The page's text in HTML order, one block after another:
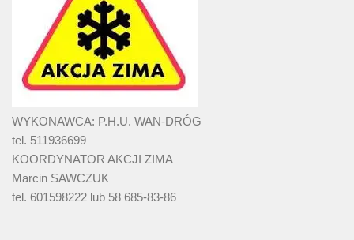
WYKONAWCA: P.H.U. WAN-DRÓG
tel. 511936699
KOORDYNATOR AKCJI ZIMA
Marcin SAWCZUK
tel. 601598222 lub 58 685-83-86